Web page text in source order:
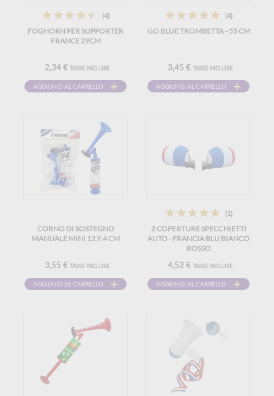
(4)
FOGHORN PER SUPPORTER
FRANCE 29CM
2,34 € TASSE INCLUSE
AGGIUNGI AL CARRELLO
(4)
GO BLUE TROMBETTA - 55 CM
3,45 € TASSE INCLUSE
AGGIUNGI AL CARRELLO
CORNO DI SOSTEGNO
MANUALE MINI 12 X 4 CM
3,55 € TASSE INCLUSE
AGGIUNGI AL CARRELLO
(1)
2 COPERTURE SPECCHIETTI
AUTO - FRANCIA BLU BIANCO
ROSSO
4,52 € TASSE INCLUSE
AGGIUNGI AL CARRELLO